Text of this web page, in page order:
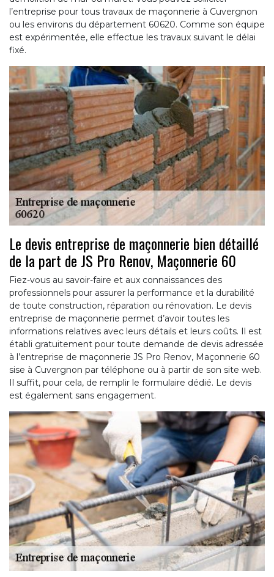
l’entreprise pour tous travaux de maçonnerie à Cuvergnon
ou les environs du département 60620. Comme son équipe
est expérimentée, elle effectue les travaux suivant le délai
fixé.
Le devis entreprise de maçonnerie bien détaillé
de la part de JS Pro Renov, Maçonnerie 60
Fiez-vous au savoir-faire et aux connaissances des
professionnels pour assurer la performance et la durabilité
de toute construction, réparation ou rénovation. Le devis
entreprise de maçonnerie permet d’avoir toutes les
informations relatives avec leurs détails et leurs coûts. Il est
établi gratuitement pour toute demande de devis adressée
à l’entreprise de maçonnerie JS Pro Renov, Maçonnerie 60
sise à Cuvergnon par téléphone ou à partir de son site web.
Il suffit, pour cela, de remplir le formulaire dédié. Le devis
est également sans engagement.